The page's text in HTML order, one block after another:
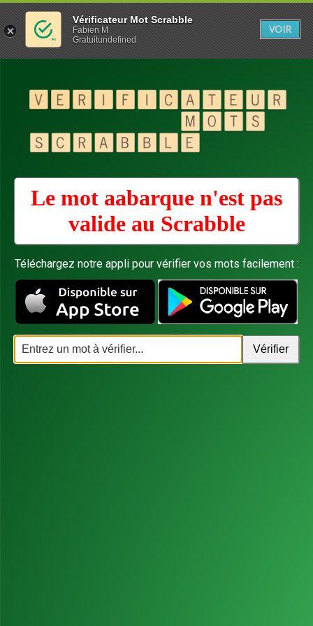
Le mot aabarque n'est pas
valide au Scrabble
Téléchargez notre appli pour vérifier vos mots facilement :
Vérificateur Mot Scrabble
Fabien M
Gratuitundefined
VOIR